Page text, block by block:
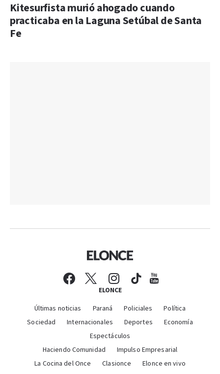
Kitesurfista murió ahogado cuando
practicaba en la Laguna Setúbal de Santa
Fe
ELONCE
Últimas noticias Paraná Policiales
Política
Sociedad
Internacionales Deportes
Economía
Espectáculos
Haciendo Comunidad
Impulso Empresarial
La Cocina del Once
Clasionce
Elonce en vivo